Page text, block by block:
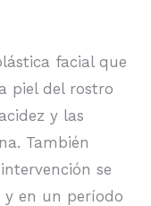
facial que
piel del rostro
y las
También
se
y en un período